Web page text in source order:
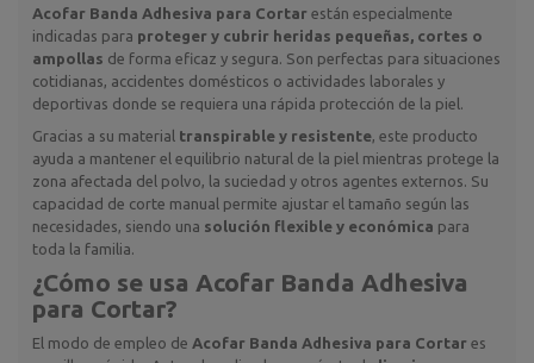
Acofar Banda Adhesiva para Cortar están especialmente
indicadas para proteger y cubrir heridas pequeñas, cortes o
ampollas de forma eficaz y segura. Son perfectas para situaciones
cotidianas, accidentes domésticos o actividades laborales y
deportivas donde se requiera una rápida protección de la piel.
Gracias a su material transpirable y resistente , este producto
ayuda a mantener el equilibrio natural de la piel mientras protege la
zona afectada del polvo, la suciedad y otros agentes externos. Su
capacidad de corte manual permite ajustar el tamaño según las
necesidades, siendo una solución flexible y económica para
toda la familia.
¿Cómo se usa Acofar Banda Adhesiva
para Cortar?
El modo de empleo de Acofar Banda Adhesiva para Cortar es